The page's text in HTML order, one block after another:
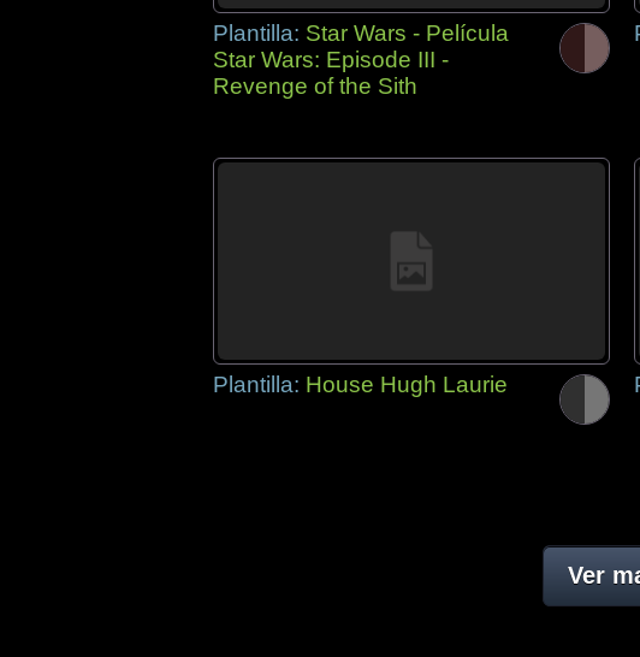
Plantilla: Star Wars - Película
Star Wars: Episode III -
Revenge of the Sith
Plantilla: House Hugh Laurie
Ver